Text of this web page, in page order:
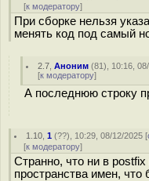
[к модератору]
При сборке нельзя
менять код под самый
2.7 ,Аноним (81), 10:16,
[к модератору]
А последнюю строку
1.10 ,1 (??), 10:29, 08/12/2025 [
[к модератору]
Странно, что ни в
пространства имен,